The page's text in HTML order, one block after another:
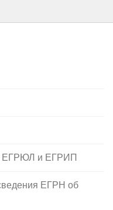
ЕГРЮЛ и ЕГРИП
ЕГРН об